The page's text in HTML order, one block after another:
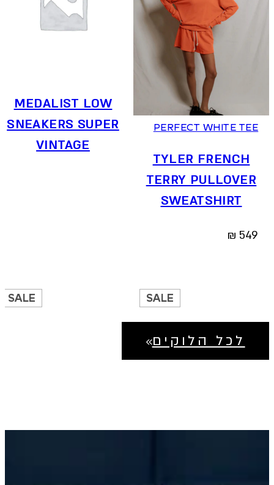
PERFECT WHITE TEE
TYLER FRENCH
TERRY PULLOVER
SWEATSHIRT
549
₪
MEDALIST LOW
SNEAKERS SUPER
VINTAGE
SALE
SALE
לכל הלוקים